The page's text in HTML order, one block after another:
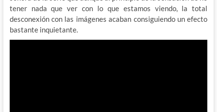
tener nada que ver con lo que estamos viendo, la total
desconexión con las imágenes acaban consiguiendo un efecto
bastante inquietante.